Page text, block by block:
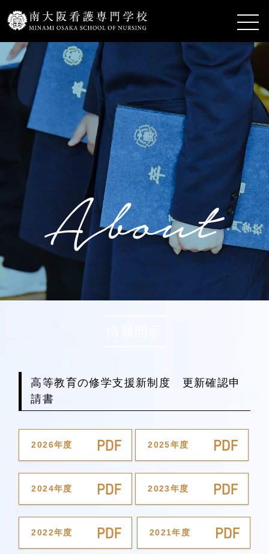
高等教育の修学支援新制度 更新確認申
請書
2026年度 2025年度
2024年度 2023年度
2022年度 2021年度